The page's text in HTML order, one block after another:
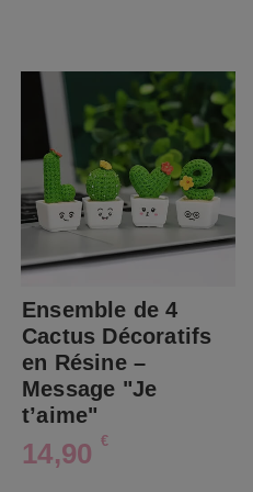
Ensemble de 4
Cactus Décoratifs
en Résine –
Message "Je
t’aime"
14,90 €